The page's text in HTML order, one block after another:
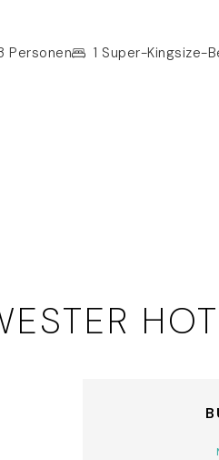
Personen 1 Super-Kingsize-